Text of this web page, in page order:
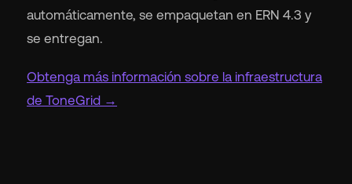
automáticamente, se empaquetan en ERN 4.3 y
se entregan.
Obtenga más información sobre la infraestructura
de ToneGrid →